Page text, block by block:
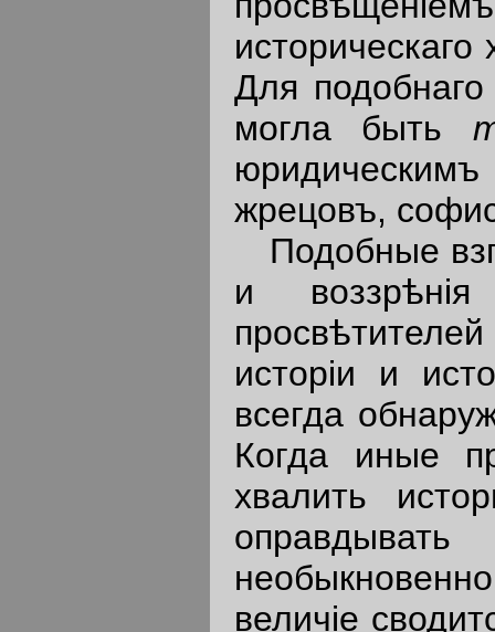
Для
могла быть
жрецовъ,
Подобные
и воззрѣнiя
исторiи и
всегда
Когда иные
хвалить
величiе